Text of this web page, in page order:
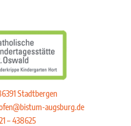
Stadtbergen
augsburg.de
– 438625